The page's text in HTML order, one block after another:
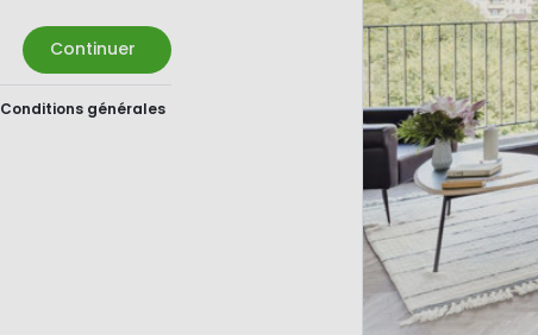
Continuer
Conditions générales